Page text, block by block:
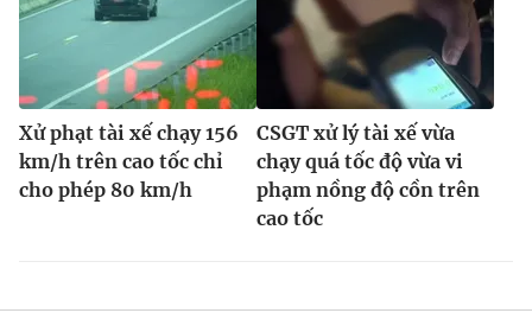
Xử phạt tài xế chạy 156
km/h trên cao tốc chỉ
cho phép 80 km/h
CSGT xử lý tài xế vừa
chạy quá tốc độ vừa vi
phạm nồng độ cồn trên
cao tốc